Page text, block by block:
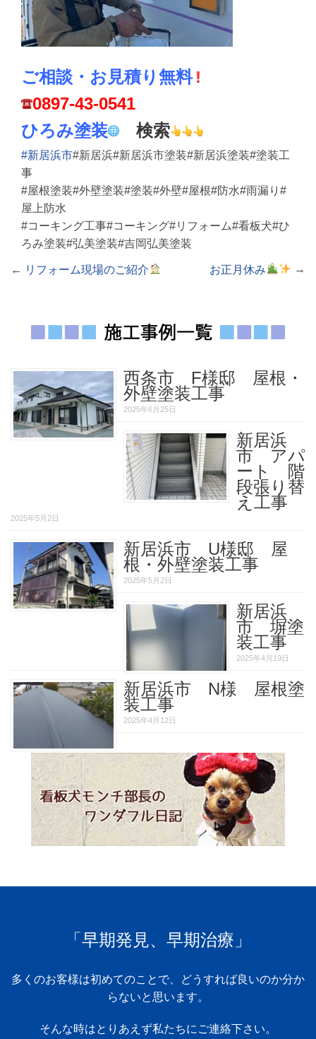
ご相談・お見積り無料
0897-43-0541
ひろみ塗装
検索
#新居浜市#新居浜#新居浜市塗装#新居浜塗装#塗装工
事
#屋根塗装#外壁塗装#塗装#外壁#屋根#防水#雨漏り#
屋上防水
#コーキング工事#コーキング#リフォーム#看板犬#ひ
ろみ塗装#弘美塗装#吉岡弘美塗装
お正月休み →
← リフォーム現場のご紹介
西条市 F様邸 屋根・
外壁塗装工事
2025年6月25日
新居浜
市 アパ
ート 階
段張り替
え工事
2025年5月2日
新居浜市 U様邸 屋
根・外壁塗装工事
2025年5月2日
新居浜
市 塀塗
装工事
2025年4月19日
新居浜市 N様 屋根塗
装工事
2025年4月12日
「早期発見、早期治療」
多くのお客様は初めてのことで、どうすれば良いのか分か
らないと思います。
そんな時はとりあえず私たちにご連絡下さい。